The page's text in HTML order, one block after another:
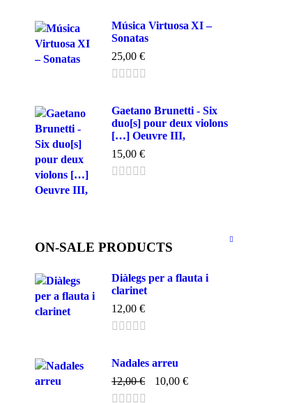
Música Virtuosa XI –
Sonatas
25,00 €
Gaetano Brunetti - Six
duo[s] pour deux violons
[…] Oeuvre III,
15,00 €
ON-SALE PRODUCTS
Diàlegs per a flauta i
clarinet
12,00 €
Nadales arreu
12,00€ 10,00 €